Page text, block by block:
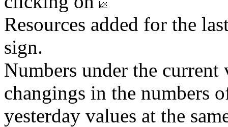
Resources added for the
sign.
Numbers under the
changings in the numbers
yesterday values at the